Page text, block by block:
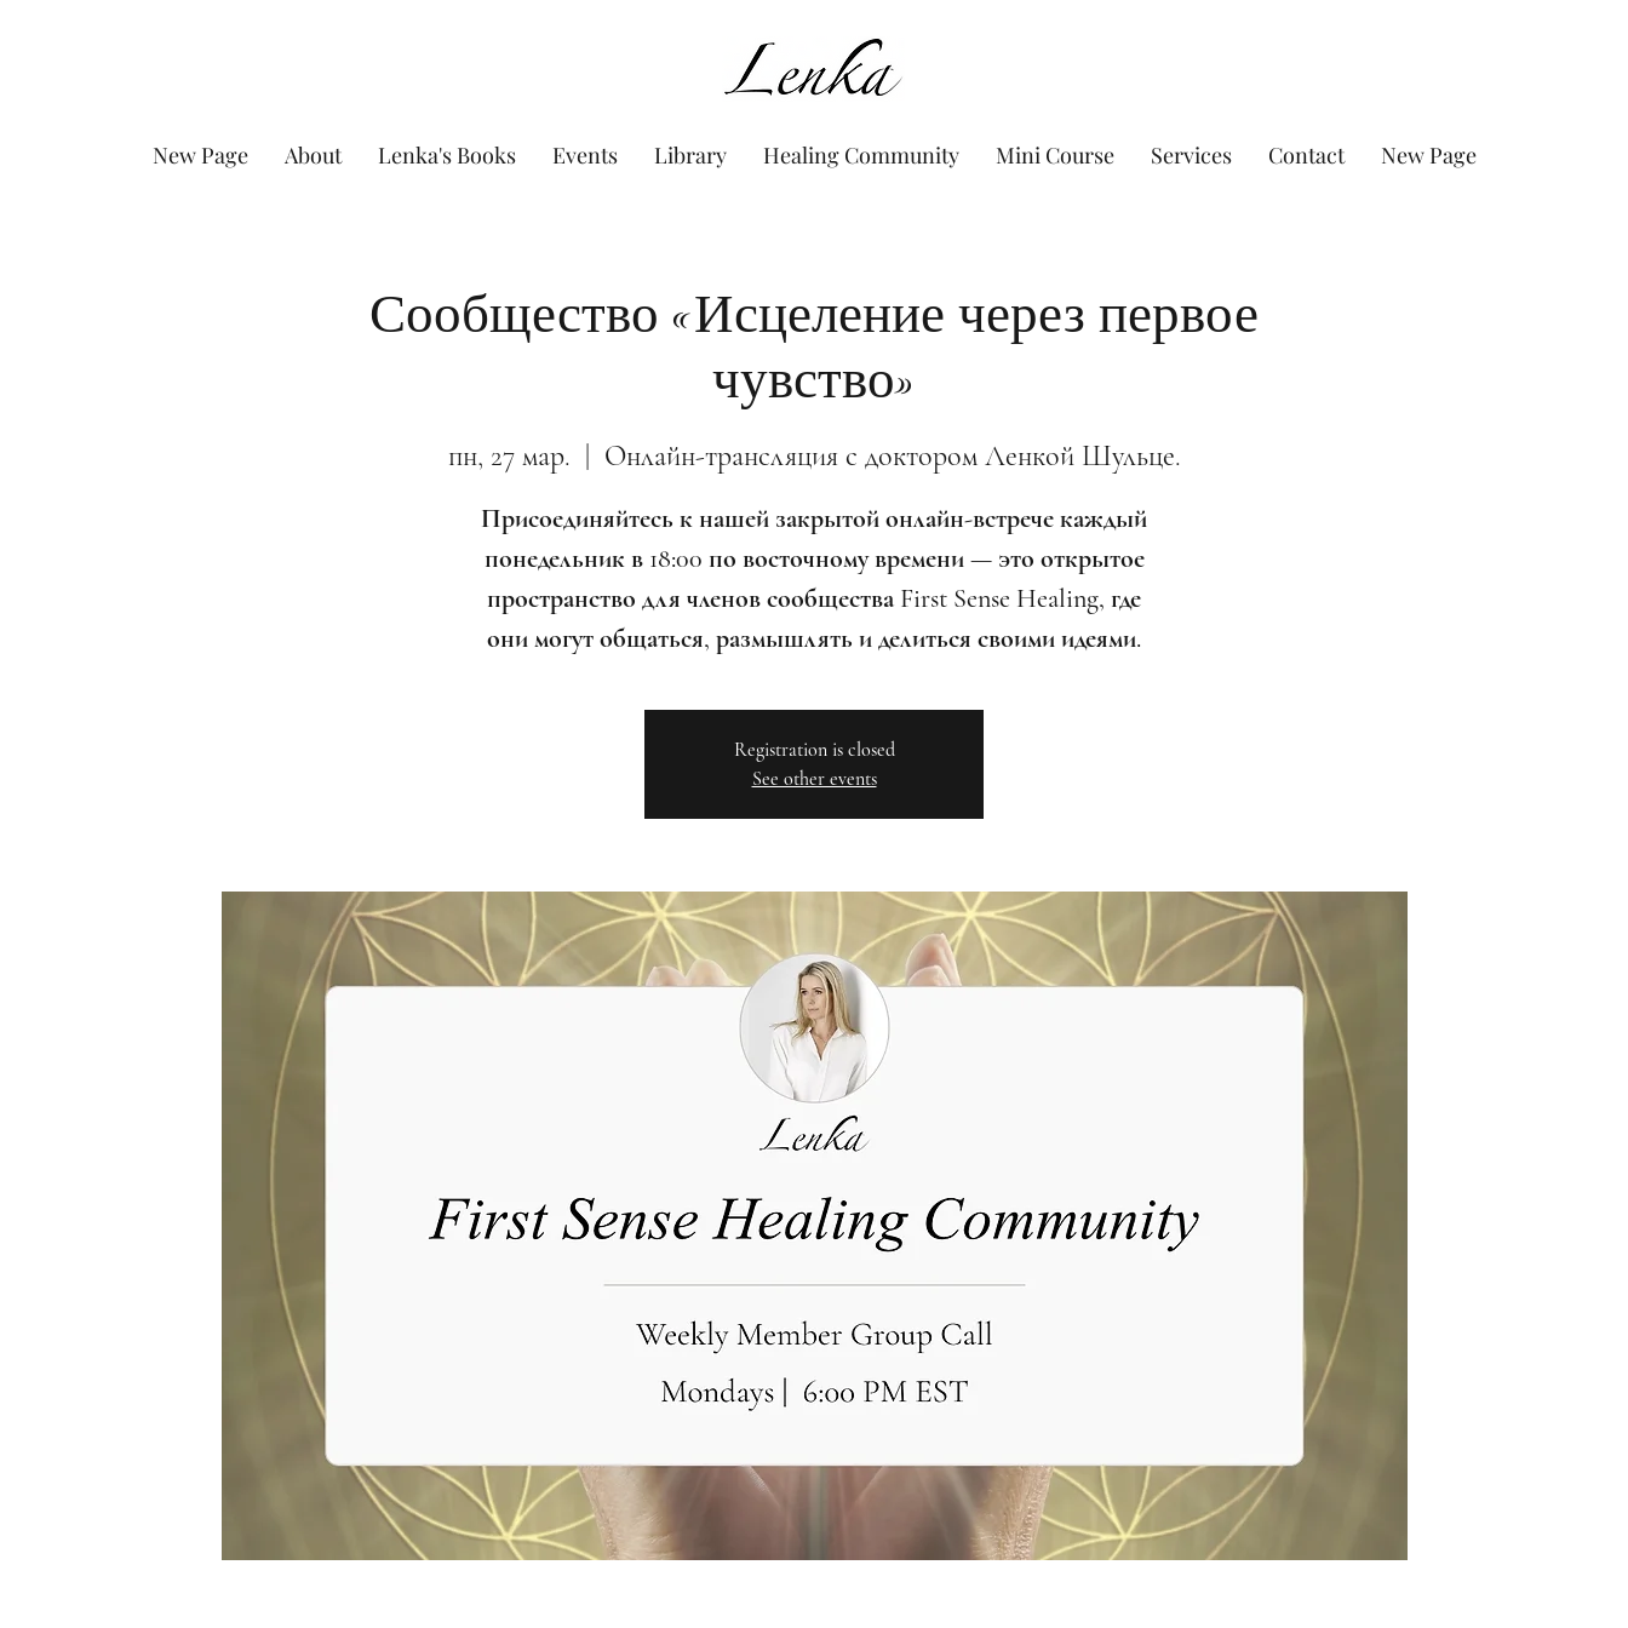
www.Lenka.org
New Page About Lenka's Books Events Library Healing Community Mini Course Services Contact New Page
Сообщество «Исцеление через первое
чувство»
пн, 27 мар. Онлайн-трансляция с доктором Ленкой Шульце.
Присоединяйтесь к нашей закрытой онлайн-встрече каждый
понедельник в 18:00 по восточному времени — это открытое
пространство для членов сообщества First Sense Healing, где
они могут общаться, размышлять и делиться своими идеями.
Registration is closed
See other events